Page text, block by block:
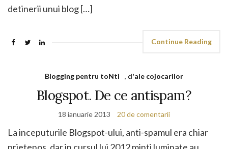
detinerii unui blog […]
Continue Reading
Blogging pentru toNti , d'ale cojocarilor
Blogspot. De ce antispam?
18 ianuarie 2013 20 de comentarii
La inceputurile Blogspot-ului, anti-spamul era chiar
prietenos, dar in cursul lui 2012 minti luminate au